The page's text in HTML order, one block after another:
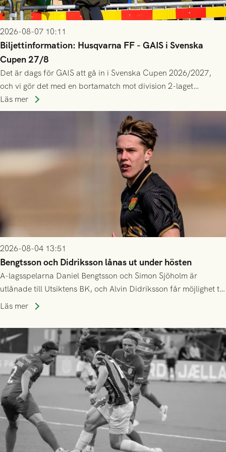
2026-08-07 10:11
Biljettinformation: Husqvarna FF - GAIS i Svenska
Cupen 27/8
Det är dags för GAIS att gå in i Svenska Cupen 2026/2027,
och vi gör det med en bortamatch mot division 2-laget
Husqvarna FF. Häng med och stötta grönsvart på plats!
Läs mer
2026-08-04 13:51
Bengtsson och Didriksson lånas ut under hösten
A-lagsspelarna Daniel Bengtsson och Simon Sjöholm är
utlånade till Utsiktens BK, och Alvin Didriksson får möjlighet till
speltid i Hestrafors genom föreningssamarbete.
Läs mer